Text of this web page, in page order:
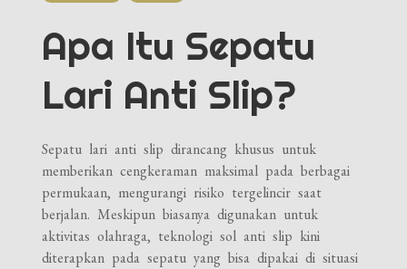
Apa Itu Sepatu
Lari Anti Slip?
Sepatu lari anti slip dirancang khusus untuk
memberikan cengkeraman maksimal pada berbagai
permukaan, mengurangi risiko tergelincir saat
berjalan. Meskipun biasanya digunakan untuk
aktivitas olahraga, teknologi sol anti slip kini
diterapkan pada sepatu yang bisa dipakai di situasi